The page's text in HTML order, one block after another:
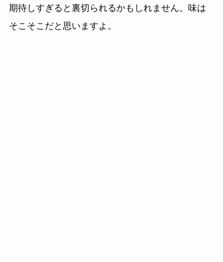
期待しすぎると裏切られるかもしれません。味は
そこそこだと思いますよ。